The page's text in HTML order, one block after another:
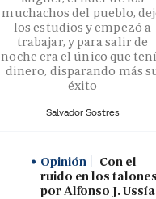
muchachos del pueblo,
los estudios y empezó a
trabajar, y para salir de
noche era el único que
dinero, disparando más
éxito
Salvador Sostres
Opinión
Con el
ruido en los
por Alfonso J. Ussía